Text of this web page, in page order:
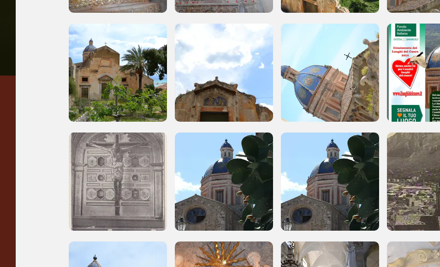
Regalati 365 giorni di
arte e cultura
nell'Italia più bella,
risparmiando.
ISCRIVITI AL FAI
Scopri tutte le opportunità riservate agli iscritti
Ingresso
gratuito
nei Beni FAI tutto
l'anno
Gratis
Museo
Sansevero
Napoli
Palazzo Strozzi
Firenze
Gallerie
Milano